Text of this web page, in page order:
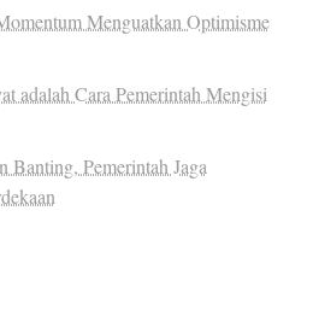
Menguatkan Optimisme
adalah Cara Pemerintah Mengisi
Banting, Pemerintah Jaga